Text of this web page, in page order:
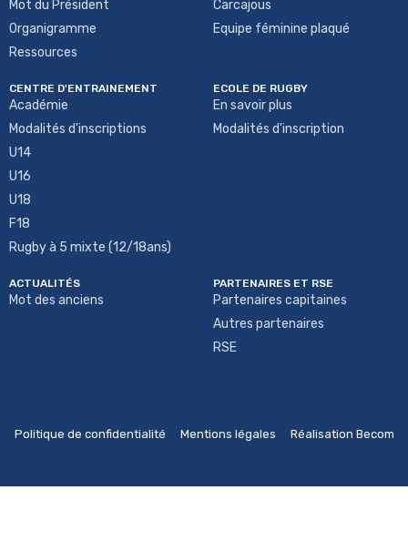
Mot du Président
Organigramme
Ressources
Carcajous
Equipe féminine plaqué
CENTRE D'ENTRAINEMENT
Académie
Modalités d'inscriptions
U14
U16
U18
F18
Rugby à 5 mixte (12/18ans)
ECOLE DE RUGBY
En savoir plus
Modalités d'inscription
ACTUALITÉS
Mot des anciens
PARTENAIRES ET RSE
Partenaires capitaines
Autres partenaires
RSE
Politique de confidentialité Mentions légales Réalisation Becom